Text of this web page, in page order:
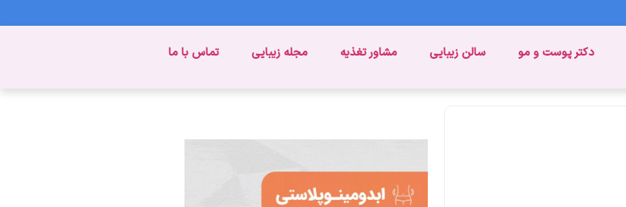
دکتر پوست و مو سالن زیبایی مشاور تغذیه مجله زیبایی تماس با ما